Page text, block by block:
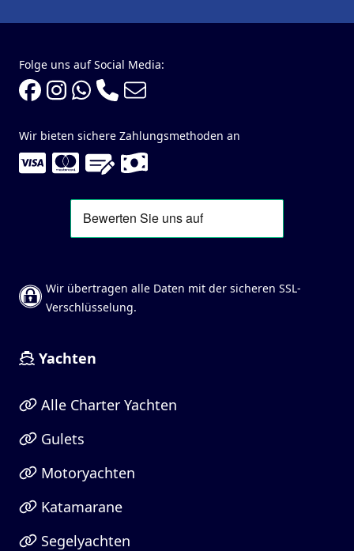
Folge uns auf Social Media:
Wir bieten sichere Zahlungsmethoden an
Wir übertragen alle Daten mit der sicheren SSL-
Verschlüsselung.
Yachten
Alle Charter Yachten
Gulets
Motoryachten
Katamarane
Segelyachten